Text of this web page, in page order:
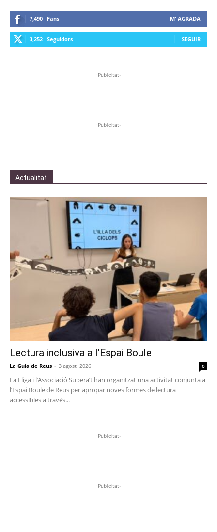
7,490 Fans M' AGRADA
3,252 Seguidors SEGUIR
-Publicitat-
-Publicitat-
Actualitat
Lectura inclusiva a l’Espai Boule
La Guia de Reus - 3 agost, 2026 0
La Lliga i l’Associació Supera’t han organitzat una activitat conjunta a
l’Espai Boule de Reus per apropar noves formes de lectura
accessibles a través...
-Publicitat-
-Publicitat-